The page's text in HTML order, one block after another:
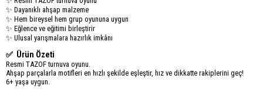
✨ Dayanıklı ahşap malzeme
✨ Hem bireysel hem grup oyununa uygun
✨ Eğlence ve eğitimi birleştirir
✨ Ulusal yarışmalara hazırlık imkânı
✅ Ürün Özeti
Resmi TAZOF turnuva oyunu.
Ahşap parçalarla motifleri en hızlı şekilde eşleştir, hız ve dikkatte rakiplerini geç!
6+ yaşa uygun.